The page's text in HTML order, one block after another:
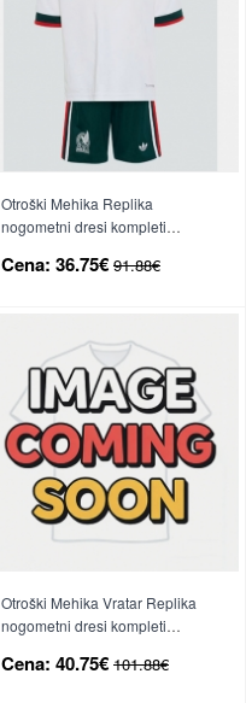
Otroški Mehika Replika
nogometni dresi kompleti
(+ hlače)
Cena: 36.75€ 91.88€
Otroški Mehika Vratar Replika
nogometni dresi kompleti
(+ hlače)
Cena: 40.75€ 101.88€